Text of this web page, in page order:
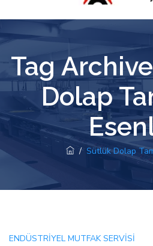
Tag
Dolap
/ Sütlük Dolap
ENDÜSTRIYEL MUTFAK SERVISI